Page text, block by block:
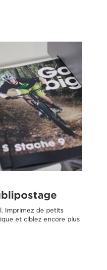
Imprimez de petits
et ciblez encore plus